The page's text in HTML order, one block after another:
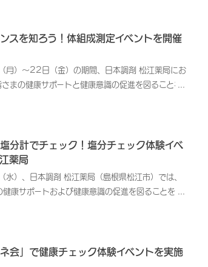
義と体験学習の2部構成で実施いたしました。第
将成院長より、「『フレイル』について考える」
通薬局の管理栄養士が講師を務め、現場で実践し
演習パートとしました。加齢・老化に伴い筋力や
く質を摂取することが必要とされています。たん
の選び方などをクイズ形式で解説しました。ま
や利用者さまの生活状況に合わせて現場で実践し
いった嬉しいお声が多数寄せられました。また、
士にも新たなつながりが生まれ、地域の医療従事
は、医療サービスを提供する企業として、今後も
けていきます。【イベント概要】開催日時：2026
催：医療法人社団西日本平郁会 𠮷田クリニッ
本通薬局実施内容：・第1部：セミナー「『フレ
スを知ろう！体組成測定イベントを開催
）～22日（金）の期間、日本調剤 松江薬局にお
まの健康サポートと健康意識の促進を図ることを
定イベントを開催いたしました。日本調剤では、
主開催以外の各種健康関連イベントにも積極的に
る啓発活動に取り組んでいます。松江薬局は健康
を併設する店舗です。さまざまな健康測定機器を
健康チェックをしていただくことができます。本
バイスすると共に、継続的な健康管理の観点から、
分計でチェック！塩分チェック体験イベ
薬局
）、日本調剤 松江薬局（島根県松江市）では、
康サポートおよび健康意識の促進を図ることを目
ック体験」イベントを開催いたしました。日本調
また、自主開催以外の各種健康関連イベントにも
健康に関する啓発活動に取り組んでいます。塩分を
会」で健康チェック体験イベントを実施